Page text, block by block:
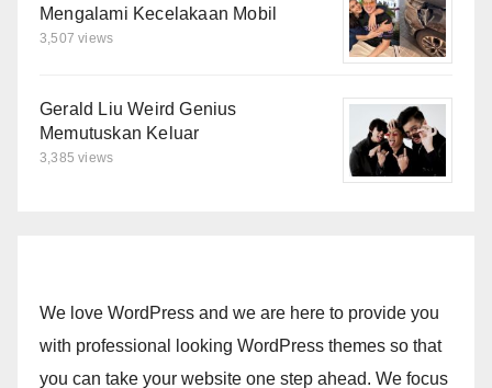
Mengalami Kecelakaan Mobil
3,507 views
Gerald Liu Weird Genius
Memutuskan Keluar
3,385 views
We love WordPress and we are here to provide you
with professional looking WordPress themes so that
you can take your website one step ahead. We focus